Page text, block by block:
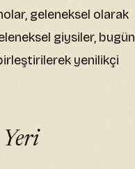
geleneksel olarak
giysiler, bugün
yenilikçi